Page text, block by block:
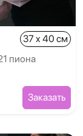
37 x 40 см
пиона
Заказать